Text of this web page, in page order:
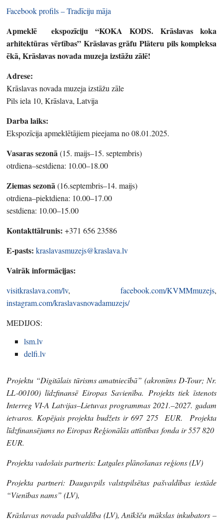
Facebook profils – Tradīciju māja
Apmeklē ekspozīciju “KOKA KODS. Krāslavas koka
arhitektūras vērtības” Krāslavas grāfu Plāteru pils kompleksa
ēkā, Krāslavas novada muzeja izstāžu zālē!
Adrese:
Krāslavas novada muzeja izstāžu zāle
Pils iela 10, Krāslava, Latvija
Darba laiks:
Ekspozīcija apmeklētājiem pieejama no 08.01.2025.
Vasaras sezonā(15. maijs–15. septembris)
otrdiena–sestdiena: 10.00–18.00
Ziemas sezonā(16.septembris–14. maijs)
otrdiena–piektdiena: 10.00–17.00
sestdiena: 10.00–15.00
Kontakttālrunis: +371 656 23586
E-pasts: kraslavasmuzejs@kraslava.lv
Vairāk informācijas:
visitkraslava.com/lv, facebook.com/KVMMmuzejs,
instagram.com/kraslavasnovadamuzejs/
MEDIJOS:
lsm.lv
delfi.lv
Projektu “Digitālais tūrisms amatniecībā” (akronīms D-Tour; Nr.
LL-00100) līdzfinansē Eiropas Savienība. Projekts tiek īstenots
Interreg VI-A Latvijas–Lietuvas programmas 2021.–2027. gadam
ietvaros. Kopējais projekta budžets ir 697 275 EUR. Projekta
līdzfinansējums no Eiropas Reģionālās attīstības fonda ir 557 820
EUR.
Projekta vadošais partneris: Latgales plānošanas reģions (LV)
Projekta partneri: Daugavpils valstspilsētas pašvaldības iestāde
“Vienības nams” (LV),
Krāslavas novada pašvaldība (LV), Anīkšču mākslas inkubators –